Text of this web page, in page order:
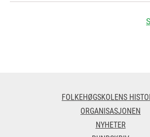
FOLKEHØGSKOLENS
ORGANISASJONEN
NYHETER